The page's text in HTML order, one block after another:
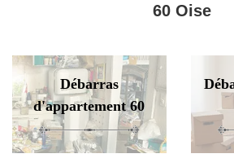
60 Oise
Débarras
d'appartement 60